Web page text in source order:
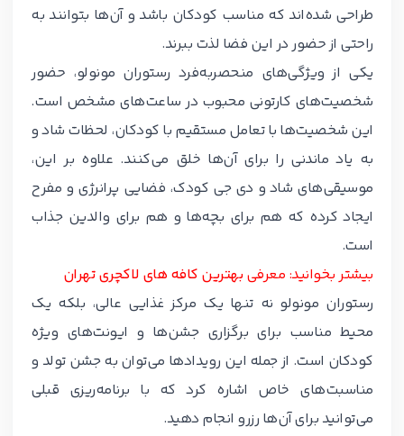
طراحی شده‌اند که مناسب کودکان باشد و آن‌ها بتوانند به
راحتی از حضور در این فضا لذت ببرند.
یکی از ویژگی‌های منحصربه‌فرد رستوران مونولو، حضور
شخصیت‌های کارتونی محبوب در ساعت‌های مشخص است.
این شخصیت‌ها با تعامل مستقیم با کودکان، لحظات شاد و
به یاد ماندنی را برای آن‌ها خلق می‌کنند. علاوه بر این،
موسیقی‌های شاد و دی جی کودک، فضایی پرانرژی و مفرح
ایجاد کرده که هم برای بچه‌ها و هم برای والدین جذاب
است.
بیشتر بخوانید: معرفیبهترین کافه‌ های لاکچری تهران
رستوران مونولو نه تنها یک مرکز غذایی عالی، بلکه یک
محیط مناسب برای برگزاری جشن‌ها و ایونت‌های ویژه
کودکان است. از جمله این رویدادها می‌توان به جشن تولد و
مناسبت‌های خاص اشاره کرد که با برنامه‌ریزی قبلی
می‌توانید برای آن‌ها رزرو انجام دهید.